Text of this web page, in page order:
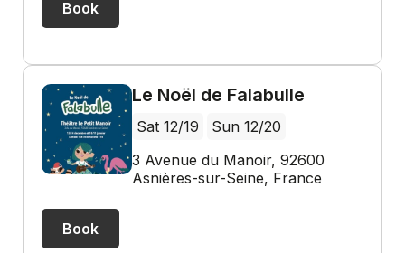
Book
Le Noël de Falabulle
Sat 12/19
Sun 12/20
3 Avenue du Manoir, 92600
Asnières-sur-Seine, France
Book